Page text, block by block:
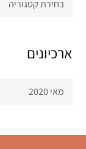
ארכיונים
ארכיונים